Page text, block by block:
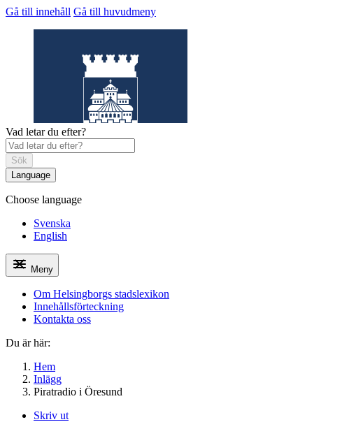
Gå till innehåll Gå till huvudmeny
Helsingborgs stadslexikon
Vad letar du efter?
Sök
Language
Choose language
Svenska
English
Meny
Om Helsingborgs stadslexikon
Innehållsförteckning
Kontakta oss
Du är här:
Hem
Inlägg
Piratradio i Öresund
Skriv ut